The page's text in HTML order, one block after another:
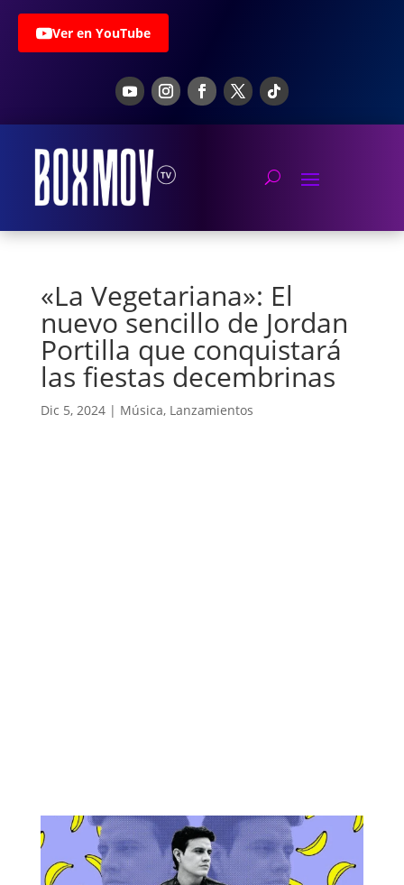
Ver en YouTube
«La Vegetariana»: El
nuevo sencillo de Jordan
Portilla que conquistará
las fiestas decembrinas
Dic 5, 2024| Música, Lanzamientos